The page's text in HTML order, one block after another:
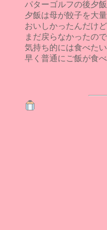
パターゴルフの後夕
夕飯は母が餃子を大
おいしかったんだけ
まだ戻らなかったの
気持ち的には食べた
早く普通にご飯が食べ